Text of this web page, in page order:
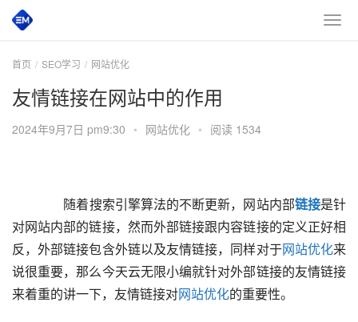
首页 SEO学习 网站优化
友情链接在网站中的作用
2024年9月7日 pm9:30 • 网站优化 • 阅读 1534
  	  随着搜索引擎算法的不断更新，网站内部
链接是针
对网站内部的链接，然而外部链接跟内容链接的定义正好相
反，外部链接包含外链以及友情链接，同样对于网站优化来
说很重要，那么今天云无限小编就针对外部链接的友情链接
来着重的讲一下，友情链接对网站优化的重要性。